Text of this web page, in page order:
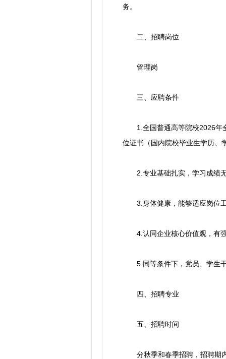
务。
二、招聘岗位
管理岗
三、应聘条件
1.全国普通高等院校2026年全
位证书（国内院校毕业生学历、
2.专业基础扎实，学习成绩无
3.身体健康，能够适应岗位工
4.认同企业核心价值观，有强
5.同等条件下，党员、学生干
四、招聘专业
五、招聘时间
分秋季和春季招聘，招聘期